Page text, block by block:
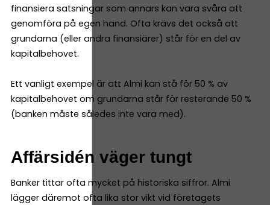
finansiera satsningar som annars kan vara svåra att
genomföra på egen hand. Ofta krävs det också att
grundarna (eller andra finansiärer) står för en del av
kapitalbehovet.
Ett vanligt exempel är att Almi kan stå för 50 % av
kapitalbehovet om grundarna står för resterande 50 %
(banken måste således inte vara med).
Affärsidén väger tungt
Banker tittar ofta mycket på historiska siffror. Almi
lägger däremot ofta lika stor vikt vid företagets